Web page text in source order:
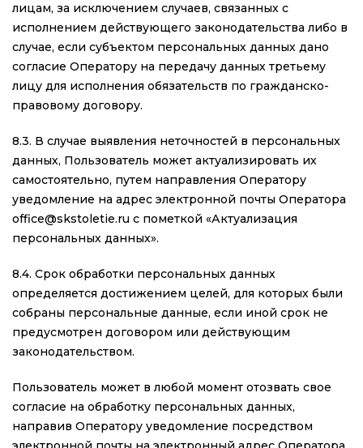
лицам, за исключением случаев, связанных с
исполнением действующего законодательства либо в
случае, если субъектом персональных данных дано
согласие Оператору на передачу данных третьему
лицу для исполнения обязательств по гражданско-
правовому договору.
8.3. В случае выявления неточностей в персональных
данных, Пользователь может актуализировать их
самостоятельно, путем направления Оператору
уведомление на адрес электронной почты Оператора
office@skstoletie.ru с пометкой «Актуализация
персональных данных».
8.4. Срок обработки персональных данных
определяется достижением целей, для которых были
собраны персональные данные, если иной срок не
предусмотрен договором или действующим
законодательством.
Пользователь может в любой момент отозвать свое
согласие на обработку персональных данных,
направив Оператору уведомление посредством